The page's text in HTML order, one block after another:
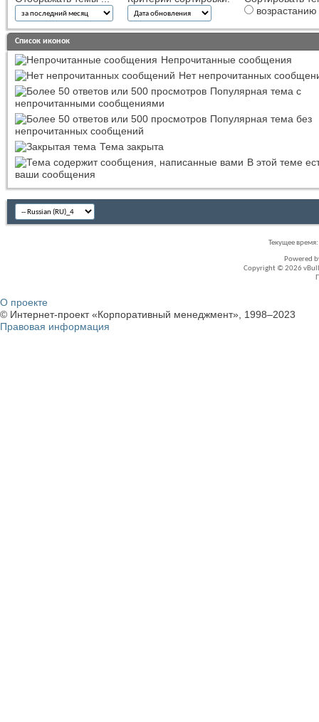
возрастанию
Список иконок
Непрочитанные сообщения
Нет непрочитанных
Популярная тема с
непрочитанными сообщениями
Популярная тема без
непрочитанных сообщений
Тема закрыта
В этой теме
ваши сообщения
Текущее время:
Powered
Copyright © 2026
О проекте
© Интернет-проект «Корпоративный менеджмент», 1998–2023
Правовая информация